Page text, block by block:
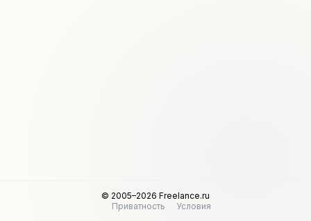
© 2005–2026 Freelance.ru
Приватность
Условия